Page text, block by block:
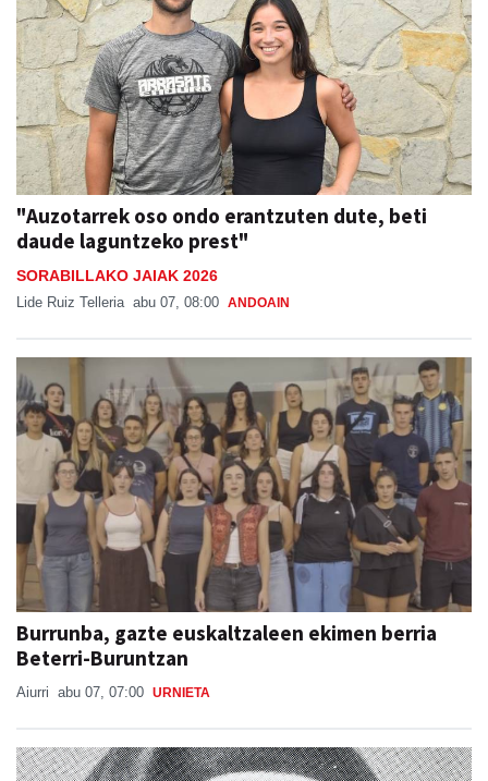
"Auzotarrek oso ondo erantzuten dute, beti
daude laguntzeko prest"
SORABILLAKO JAIAK 2026
Lide Ruiz Telleria abu 07, 08:00 ANDOAIN
Burrunba, gazte euskaltzaleen ekimen berria
Beterri-Buruntzan
Aiurri abu 07, 07:00 URNIETA